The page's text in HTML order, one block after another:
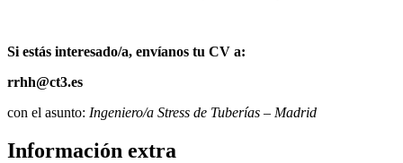
Si estás interesado/a, envíanos tu CV a:
rrhh@ct3.es
con el asunto: Ingeniero/a Stress de Tuberías – Madrid
Información extra